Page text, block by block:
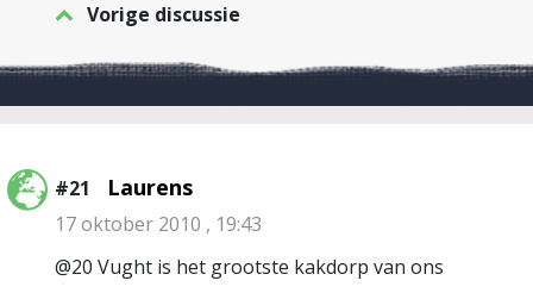
Vorige discussie
#21 Laurens
17 oktober 2010 , 19:43
@20 Vught is het grootste kakdorp van ons